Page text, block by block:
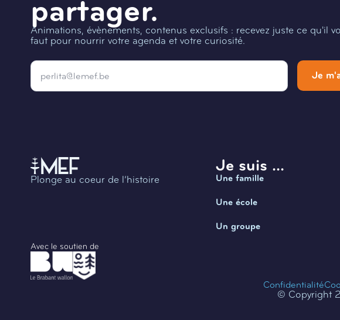
partager.
Animations, évènements, contenus exclusifs : recevez juste ce qu'il
faut pour nourrir votre agenda et votre curiosité.
Email
Je
Plonge au coeur de l’histoire
Avec le soutien de
Je suis ...
Une famille
Une école
Un groupe
Confidentialité
© Copyright